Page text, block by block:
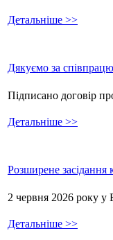
Детальніше >>
Дякуємо за
Підписано договір
Детальніше >>
Розширене засідання
2 червня 2026 року у
Детальніше >>